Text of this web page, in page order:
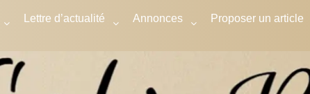
Lettre d’actualité Annonces Proposer un article